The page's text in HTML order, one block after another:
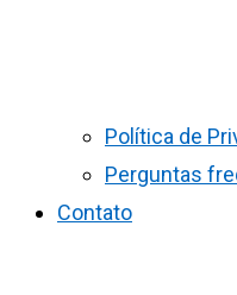
Política de
Perguntas
Contato